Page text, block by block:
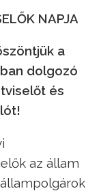
ŐK NAPJA
a
dolgozó
és
az állam